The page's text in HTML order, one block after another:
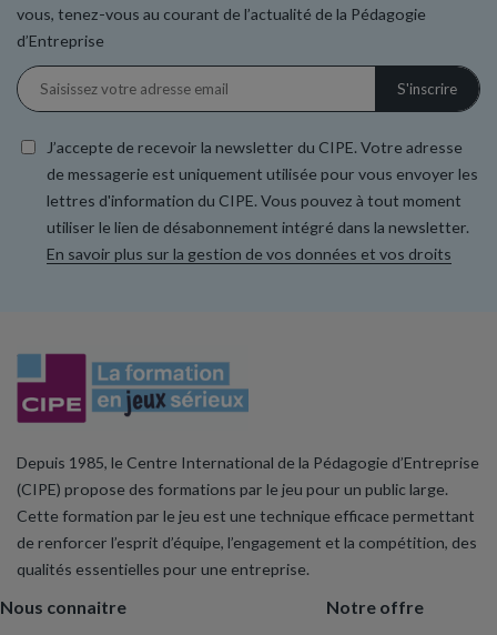
vous, tenez-vous au courant de l’actualité de la Pédagogie
d’Entreprise
J’accepte de recevoir la newsletter du CIPE. Votre adresse
de messagerie est uniquement utilisée pour vous envoyer les
lettres d'information du CIPE. Vous pouvez à tout moment
utiliser le lien de désabonnement intégré dans la newsletter.
En savoir plus sur la gestion de vos données et vos droits
Depuis 1985, le Centre International de la Pédagogie d’Entreprise
(CIPE) propose des formations par le jeu pour un public large.
Cette formation par le jeu est une technique efficace permettant
de renforcer l’esprit d’équipe, l’engagement et la compétition, des
qualités essentielles pour une entreprise.
Nous connaitre Notre offre